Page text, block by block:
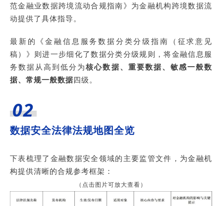
范金融业数据跨境流动合规指南》为金融机构跨境数据流
动提供了具体指导。
最新的《金融信息服务数据分类分级指南（征求意见
稿）》则进一步细化了数据分类分级规则，将金融信息服
务数据从高到低分为核心数据、重要数据、敏感一般数
据、常规一般数据四级。
02
数据安全法律法规地图全览
下表梳理了金融数据安全领域的主要监管文件，为金融机
构提供清晰的合规参考框架：
（点击图片可放大查看）